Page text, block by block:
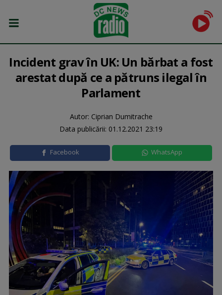
Incident grav în UK: Un bărbat a fost
arestat după ce a pătruns ilegal în
Parlament
Autor: Ciprian Dumitrache
Data publicării: 01.12.2021 23:19
Facebook WhatsApp